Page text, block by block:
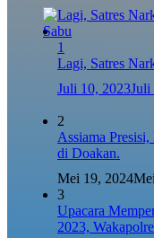
1
Lagi, Satres
Juli 10, 2023Juli
2
Assiama
di Doakan.
Mei 19, 2024
3
Upacara
2023,